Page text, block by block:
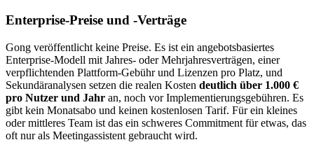
Enterprise-Preise und -Verträge
Gong veröffentlicht keine Preise. Es ist ein angebotsbasiertes
Enterprise-Modell mit Jahres- oder Mehrjahresverträgen, einer
verpflichtenden Plattform-Gebühr und Lizenzen pro Platz, und
Sekundäranalysen setzen die realen Kosten deutlich über 1.000 €
pro Nutzer und Jahr an, noch vor Implementierungsgebühren. Es
gibt kein Monatsabo und keinen kostenlosen Tarif. Für ein kleines
oder mittleres Team ist das ein schweres Commitment für etwas, das
oft nur als Meetingassistent gebraucht wird.